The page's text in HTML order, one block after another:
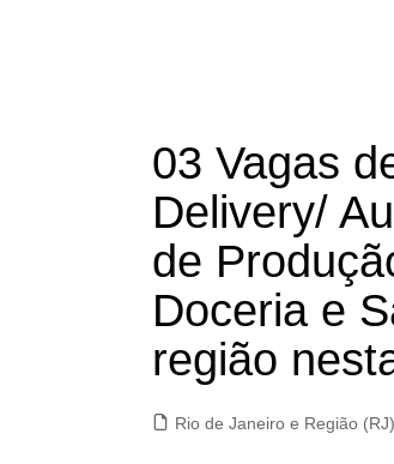
03 Vagas
Delivery/
de
Doceria e
região
Rio de Janeiro e Região (RJ)